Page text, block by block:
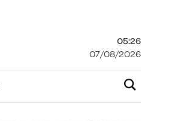
05:26
07/08/2026